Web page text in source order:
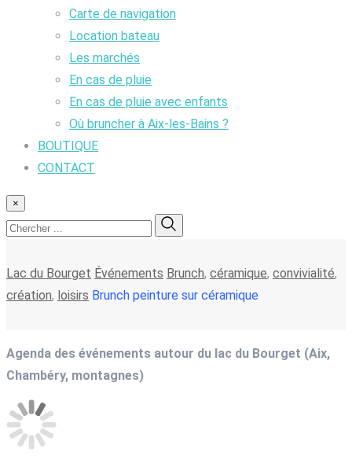
Carte de navigation
Location bateau
Les marchés
En cas de pluie
En cas de pluie avec enfants
Où bruncher à Aix-les-Bains ?
BOUTIQUE
CONTACT
×
Lac du Bourget Événements Brunch, céramique, convivialité,
création, loisirs Brunch peinture sur céramique
Agenda des événements autour du lac du Bourget (Aix,
Chambéry, montagnes)